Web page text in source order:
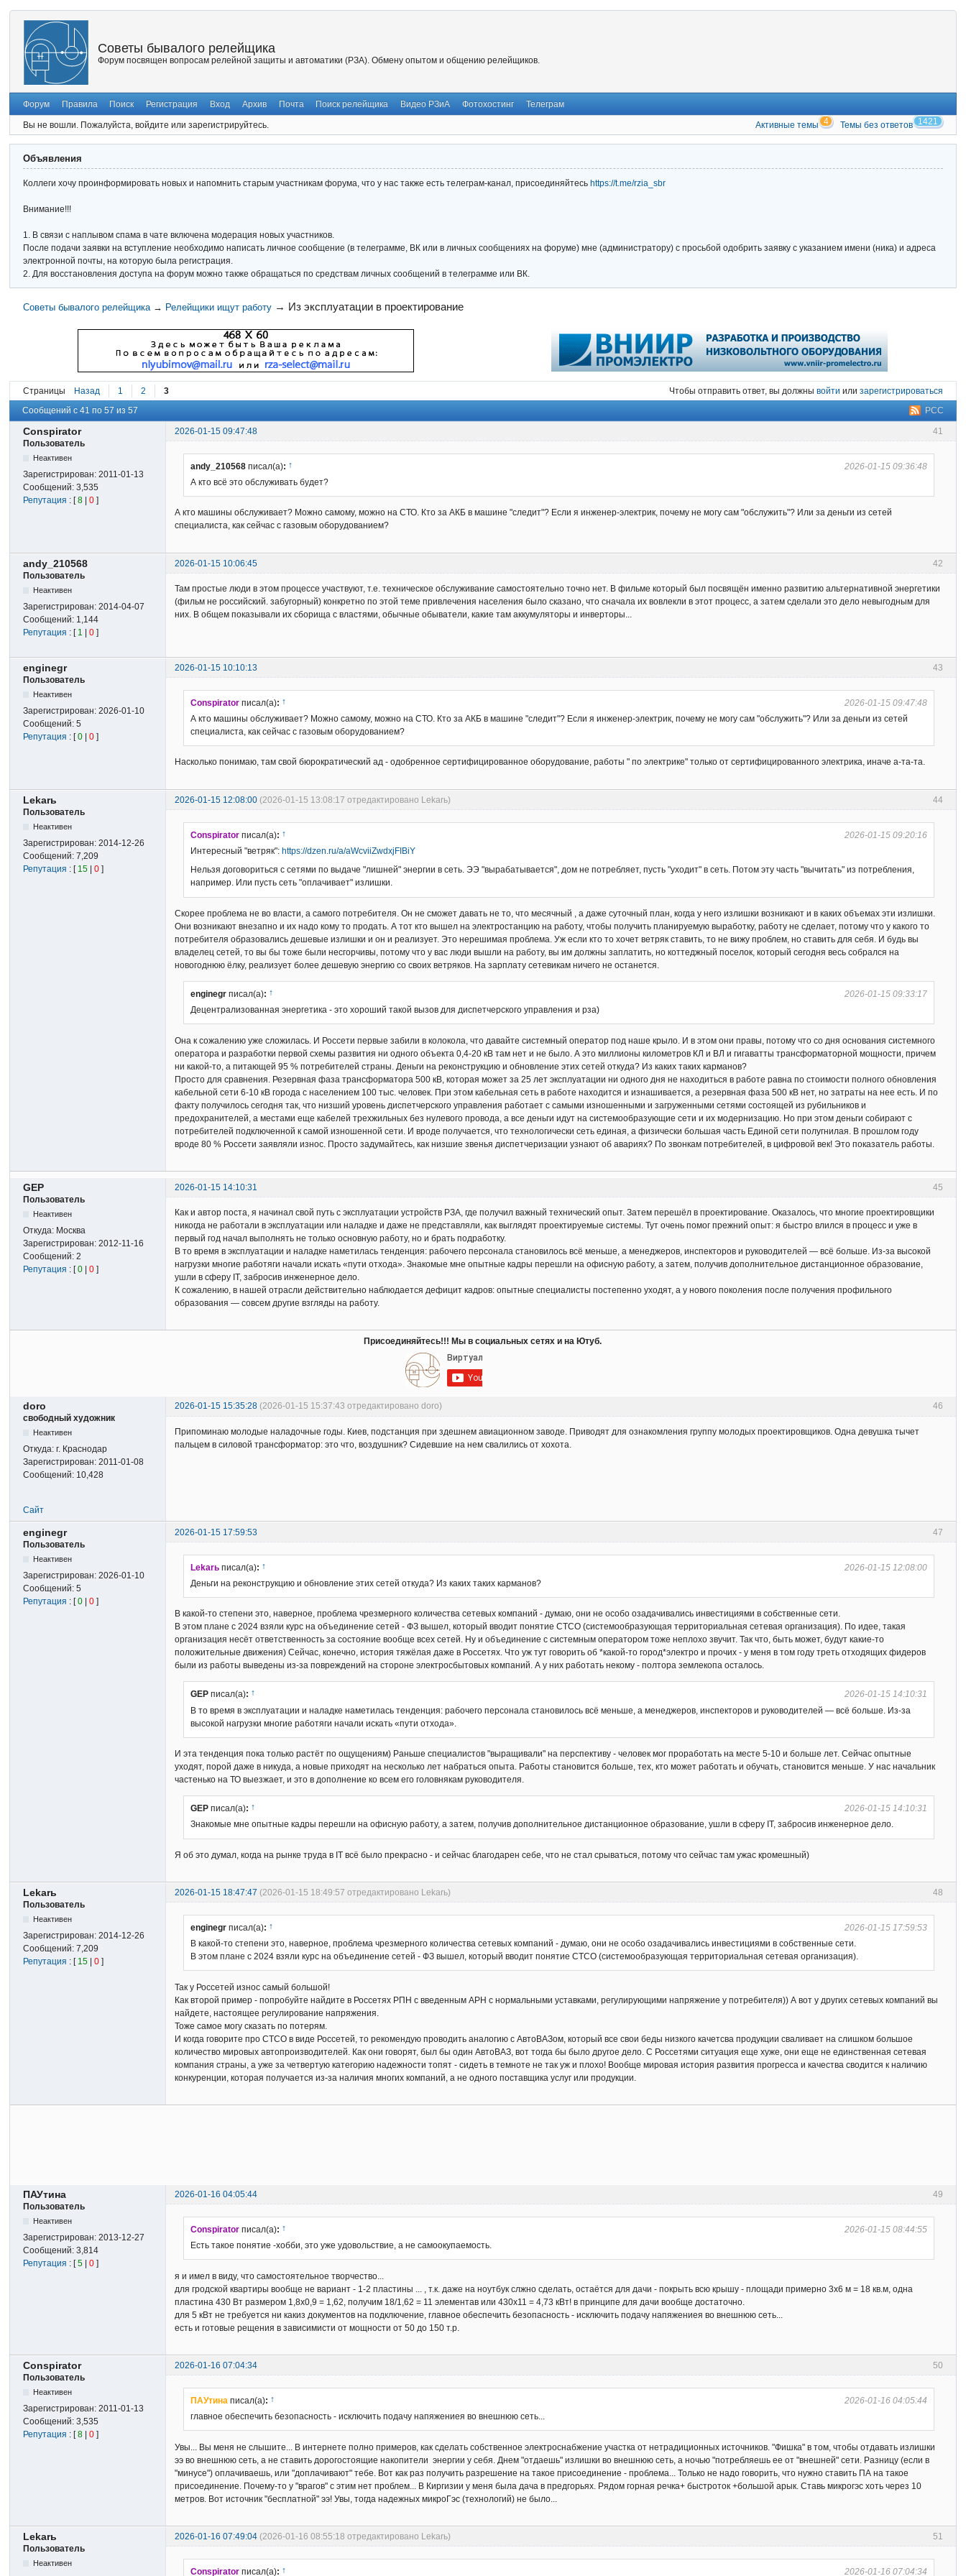
Советы бывалого релейщика
Форум посвящен вопросам релейной защиты и автоматики (РЗА). Обмену опытом и общению релейщиков.
Форум Правила Поиск Регистрация Вход Архив Почта Поиск релейщика Видео РЗиА Фотохостинг Телеграм
Вы не вошли. Пожалуйста, войдите или зарегистрируйтесь. Активные темы 4 Темы без ответов 1421
Объявления
Коллеги хочу проинформировать новых и напомнить старым участникам форума, что у нас также есть телеграм-канал, присоединяйтесь https://t.me/rzia_sbr
Внимание!!!
1. В связи с наплывом спама в чате включена модерация новых участников.
После подачи заявки на вступление необходимо написать личное сообщение (в телеграмме, ВК или в личных сообщениях на форуме) мне (администратору) с просьбой одобрить заявку с указанием имени (ника) и адреса
электронной почты, на которую была регистрация.
2. Для восстановления доступа на форум можно также обращаться по средствам личных сообщений в телеграмме или ВК.
Советы бывалого релейщика → Релейщики ищут работу → Из эксплуатации в проектирование
Страницы Назад 1 2 3 Чтобы отправить ответ, вы должны войти или зарегистрироваться
РСС
Сообщений с 41 по 57 из 57
41
Conspirator
2026-01-15 09:47:48
Пользователь
Неактивен
Зарегистрирован:2011-01-13
Сообщений:3,535
Репутация : [8 |0 ]
andy_210568 писал(а): ↑
2026-01-15 09:36:48
А кто всё это обслуживать будет?
А кто машины обслуживает? Можно самому, можно на СТО. Кто за АКБ в машине "следит"? Если я инженер-электрик, почему не могу сам "обслужить"? Или за деньги из сетей
специалиста, как сейчас с газовым оборудованием?
42
andy_210568
2026-01-15 10:06:45
Пользователь
Неактивен
Зарегистрирован:2014-04-07
Сообщений: 1,144
Репутация : [ 1 |0 ]
Там простые люди в этом процессе участвуют, т.е. техническое обслуживание самостоятельно точно нет. В фильме который был посвящён именно развитию альтернативной энергетики
(фильм не российский. забугорный) конкретно по этой теме привлечения населения было сказано, что сначала их вовлекли в этот процесс, а затем сделали это дело невыгодным для
них. В общем показывали их сборища с властями, обычные обыватели, какие там аккумуляторы и инверторы...
43
enginegr
2026-01-15 10:10:13
Пользователь
Неактивен
Зарегистрирован:2026-01-10
Сообщений:5
Репутация : [0 |0 ]
Conspirator писал(а): ↑
2026-01-15 09:47:48
А кто машины обслуживает? Можно самому, можно на СТО. Кто за АКБ в машине "следит"? Если я инженер-электрик, почему не могу сам "обслужить"? Или за деньги из сетей
специалиста, как сейчас с газовым оборудованием?
Насколько понимаю, там свой бюрократический ад - одобренное сертифицированное оборудование, работы " по электрике" только от сертифицированного электрика, иначе а-та-та.
44
Lekarь 2026-01-15 12:08:00 (2026-01-15 13:08:17 отредактировано Lekarь)
Пользователь
Неактивен
Зарегистрирован:2014-12-26
Сообщений:7,209
Репутация : [ 15 |0 ]
Conspirator писал(а): ↑
2026-01-15 09:20:16
Интересный "ветряк": https://dzen.ru/a/aWcviiZwdxjFIBiY
Нельзя договориться с сетями по выдаче "лишней" энергии в сеть. ЭЭ "вырабатывается", дом не потребляет, пусть "уходит" в сеть. Потом эту часть "вычитать" из потребления,
например. Или пусть сеть "оплачивает" излишки.
Скорее проблема не во власти, а самого потребителя. Он не сможет давать не то, что месячный , а даже суточный план, когда у него излишки возникают и в каких объемах эти излишки.
Они возникают внезапно и их надо кому то продать. А тот кто вышел на электростанцию на работу, чтобы получить планируемую выработку, работу не сделает, потому что у какого то
потребителя образовались дешевые излишки и он и реализует. Это нерешимая проблема. Уж если кто то хочет ветряк ставить, то не вижу проблем, но ставить для себя. И будь вы
владелец сетей, то вы бы тоже были несгорчивы, потому что у вас люди вышли на работу, вы им должны заплатить, но коттеджный поселок, который сегодня весь собрался на
новогоднюю ёлку, реализует более дешевую энергию со своих ветряков. На зарплату сетевикам ничего не останется.
enginegr писал(а): ↑
2026-01-15 09:33:17
Децентрализованная энергетика - это хороший такой вызов для диспетчерского управления и рза)
Она к сожалению уже сложилась. И Россети первые забили в колокола, что давайте системный оператор под наше крыло. И в этом они правы, потому что со дня основания системного
оператора и разработки первой схемы развития ни одного объекта 0,4-20 кВ там нет и не было. А это миллионы километров КЛ и ВЛ и гигаватты трансформаторной мощности, причем
ни какой-то, а питающей 95 % потребителей страны. Деньги на реконструкцию и обновление этих сетей откуда? Из каких таких карманов?
Просто для сравнения. Резервная фаза трансформатора 500 кВ, которая может за 25 лет эксплуатации ни одного дня не находиться в работе равна по стоимости полного обновления
кабельной сети 6-10 кВ города с населением 100 тыс. человек. При этом кабельная сеть в работе находится и изнашивается, а резервная фаза 500 кВ нет, но затраты на нее есть. И по
факту получилось сегодня так, что низший уровень диспетчерского управления работает с самыми изношенными и загруженными сетями состоящей из рубильников и
предохранителей, а местами еще кабелей трехжильных без нулевого провода, а все деньги идут на системообразующие сети и их модернизацию. Но при этом деньги собирают с
потребителей подключенной к самой изношенной сети. И вроде получается, что технологически сеть единая, а физически большая часть Единой сети полугнилая. В прошлом году
вроде 80 % Россети заявляли износ. Просто задумайтесь, как низшие звенья диспетчеризации узнают об авариях? По звонкам потребителей, в цифровой век! Это показатель работы.
45
GEP
2026-01-15 14:10:31
Пользователь
Неактивен
Откуда: Москва
Зарегистрирован:2012-11-16
Сообщений:2
Репутация : [0 |0 ]
Как и автор поста, я начинал свой путь с эксплуатации устройств РЗА, где получил важный технический опыт. Затем перешёл в проектирование. Оказалось, что многие проектировщики
никогда не работали в эксплуатации или наладке и даже не представляли, как выглядят проектируемые системы. Тут очень помог прежний опыт: я быстро влился в процесс и уже в
первый год начал выполнять не только основную работу, но и брать подработку.
В то время в эксплуатации и наладке наметилась тенденция: рабочего персонала становилось всё меньше, а менеджеров, инспекторов и руководителей — всё больше. Из-за высокой
нагрузки многие работяги начали искать «пути отхода». Знакомые мне опытные кадры перешли на офисную работу, а затем, получив дополнительное дистанционное образование,
ушли в сферу IT, забросив инженерное дело.
К сожалению, в нашей отрасли действительно наблюдается дефицит кадров: опытные специалисты постепенно уходят, а у нового поколения после получения профильного
образования — совсем другие взгляды на работу.
Присоединяйтесь!!! Мы в социальных сетях и на Ютуб.
46
doro 2026-01-15 15:35:28 (2026-01-15 15:37:43 отредактировано doro)
свободный художник
Неактивен
Откуда:г. Краснодар
Зарегистрирован:2011-01-08
Сообщений: 10,428
Припоминаю молодые наладочные годы. Киев, подстанция при здешнем авиационном заводе. Приводят для ознакомления группу молодых проектировщиков. Одна девушка тычет
пальцем в силовой трансформатор: это что, воздушник? Сидевшие на нем свалились от хохота.
Сайт
47
enginegr
2026-01-15 17:59:53
Пользователь
Неактивен
Зарегистрирован:2026-01-10
Сообщений:5
Репутация : [0 |0 ]
Lekarь писал(а): ↑
2026-01-15 12:08:00
Деньги на реконструкцию и обновление этих сетей откуда? Из каких таких карманов?
В какой-то степени это, наверное, проблема чрезмерного количества сетевых компаний - думаю, они не особо озадачивались инвестициями в собственные сети.
В этом плане с 2024 взяли курс на объединение сетей - ФЗ вышел, который вводит понятие СТСО (системообразующая территориальная сетевая организация). По идее, такая
организация несёт ответственность за состояние вообще всех сетей. Ну и объединение с системным оператором тоже неплохо звучит. Так что, быть может, будут какие-то
положительные движения) Сейчас, конечно, история тяжёлая даже в Россетях. Что уж тут говорить об *какой-то город*электро и прочих - у меня в том году треть отходящих фидеров
были из работы выведены из-за повреждений на стороне электросбытовых компаний. А у них работать некому - полтора землекопа осталось.
GEP писал(а): ↑
2026-01-15 14:10:31
В то время в эксплуатации и наладке наметилась тенденция: рабочего персонала становилось всё меньше, а менеджеров, инспекторов и руководителей — всё больше. Из-за
высокой нагрузки многие работяги начали искать «пути отхода».
И эта тенденция пока только растёт по ощущениям) Раньше специалистов "выращивали" на перспективу - человек мог проработать на месте 5-10 и больше лет. Сейчас опытные
уходят, порой даже в никуда, а новые приходят на несколько лет набраться опыта. Работы становится больше, тех, кто может работать и обучать, становится меньше. У нас начальник
частенько на ТО выезжает, и это в дополнение ко всем его головнякам руководителя.
GEP писал(а): ↑
2026-01-15 14:10:31
Знакомые мне опытные кадры перешли на офисную работу, а затем, получив дополнительное дистанционное образование, ушли в сферу IT, забросив инженерное дело.
Я об это думал, когда на рынке труда в IT всё было прекрасно - и сейчас благодарен себе, что не стал срываться, потому что сейчас там ужас кромешный)
48
Lekarь 2026-01-15 18:47:47 (2026-01-15 18:49:57 отредактировано Lekarь)
Пользователь
Неактивен
Зарегистрирован:2014-12-26
Сообщений:7,209
Репутация : [ 15 |0 ]
enginegr писал(а): ↑
2026-01-15 17:59:53
В какой-то степени это, наверное, проблема чрезмерного количества сетевых компаний - думаю, они не особо озадачивались инвестициями в собственные сети.
В этом плане с 2024 взяли курс на объединение сетей - ФЗ вышел, который вводит понятие СТСО (системообразующая территориальная сетевая организация).
Так у Россетей износ самый большой!
Как второй пример - попробуйте найдите в Россетях РПН с введенным АРН с нормальными уставками, регулирующими напряжение у потребителя)) А вот у других сетевых компаний вы
найдете, настоящее регулирование напряжения.
Тоже самое могу сказать по потерям.
И когда говорите про СТСО в виде Россетей, то рекомендую проводить аналогию с АвтоВАЗом, который все свои беды низкого качетсва продукции сваливает на слишком большое
количество мировых автопроизводителей. Как они говорят, был бы один АвтоВАЗ, вот тогда бы было другое дело. С Россетями ситуация еще хуже, они еще не единственная сетевая
компания страны, а уже за четвертую категорию надежности топят - сидеть в темноте не так уж и плохо! Вообще мировая история развития прогресса и качества сводится к наличию
конкуренции, которая получается из-за наличия многих компаний, а не одного поставщика услуг или продукции.
49
ПАУтина
2026-01-16 04:05:44
Пользователь
Неактивен
Зарегистрирован:2013-12-27
Сообщений:3,814
Репутация : [5 |0 ]
Conspirator писал(а): ↑
2026-01-15 08:44:55
Есть такое понятие -хобби, это уже удовольствие, а не самоокупаемость.
я и имел в виду, что самостоятельное творчество...
для гродской квартиры вообще не вариант - 1-2 пластины ... , т.к. даже на ноутбук слжно сделать, остаётся для дачи - покрыть всю крышу - площади примерно 3х6 м = 18 кв.м, одна
пластина 430 Вт размером 1,8х0,9 = 1,62, получим 18/1,62 = 11 элементав или 430х11 = 4,73 кВт! в принципе для дачи вообще достаточно.
для 5 кВт не требуется ни какиз документов на подключение, главное обеспечить безопасность - исключить подачу напяжениея во внешнюю сеть...
есть и готовые рещения в зависимисти от мощности от 50 до 150 т.р.
50
Conspirator
2026-01-16 07:04:34
Пользователь
Неактивен
Зарегистрирован:2011-01-13
Сообщений:3,535
Репутация : [8 |0 ]
ПАУтина писал(а): ↑
2026-01-16 04:05:44
главное обеспечить безопасность - исключить подачу напяжениея во внешнюю сеть...
Увы... Вы меня не слышите... В интернете полно примеров, как сделать собственное электроснабжение участка от нетрадиционных источников. "Фишка" в том, чтобы отдавать излишки
ээ во внешнюю сеть, а не ставить дорогостоящие накопители энергии у себя. Днем "отдаешь" излишки во внешнюю сеть, а ночью "потребляешь ее от "внешней" сети. Разницу (если в
"минусе") оплачиваешь, или "доплачивают" тебе. Вот как раз получить разрешение на такое присоединение - проблема... Только не надо говорить, что нужно ставить ПА на такое
присоединение. Почему-то у "врагов" с этим нет проблем... В Киргизии у меня была дача в предгорьях. Рядом горная речка+ быстроток +большой арык. Ставь микрогэс хоть через 10
метров. Вот источник "бесплатной" ээ! Увы, тогда надежных микроГэс (технологий) не было...
51
Lekarь 2026-01-16 07:49:04 (2026-01-16 08:55:18 отредактировано Lekarь)
Пользователь
Неактивен
Conspirator писал(а): ↑ 2026-01-16 07:04:34